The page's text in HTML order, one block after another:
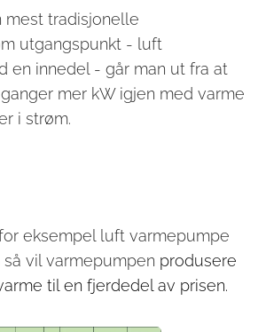
mest tradisjonelle
utgangspunkt - luft
en innedel - går man ut fra at
mer kW igjen med varme
i strøm.
eksempel luft varmepumpe
vil varmepumpen produsere
til en fjerdedel av prisen.